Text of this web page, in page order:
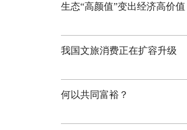
生态“高颜值”变出经济高价值
我国文旅消费正在扩容升级
何以共同富裕？